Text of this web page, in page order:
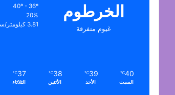
الخرطوم
غيوم متفرقة
40º - 36º
20%
3.81 كيلومتر/ساعة
40
℃
السبت
39
℃
الأحد
38
℃
الأثنين
37
℃
الثلاثاء